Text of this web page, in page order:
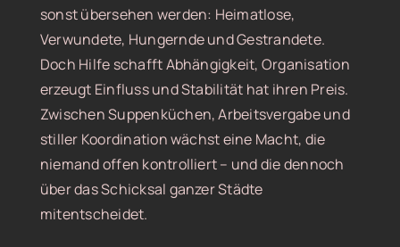
sonst übersehen werden: Heimatlose,
Verwundete, Hungernde und Gestrandete.
Doch Hilfe schafft Abhängigkeit, Organisation
erzeugt Einfluss und Stabilität hat ihren Preis.
Zwischen Suppenküchen, Arbeitsvergabe und
stiller Koordination wächst eine Macht, die
niemand offen kontrolliert – und die dennoch
über das Schicksal ganzer Städte
mitentscheidet.